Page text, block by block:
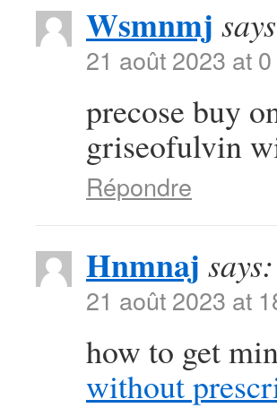
Wsmnmj
21 août 2023 at
precose buy
griseofulvin
Répondre
Hnmnaj says:
21 août 2023 at
how to get
without